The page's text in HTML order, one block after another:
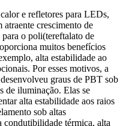
e refletores para LEDs,
atraente crescimento de
o poli(tereftalato de
muitos benefícios
alta estabilidade ao
Por esses motivos, a
graus de PBT sob
de iluminação. Elas se
alta estabilidade aos raios
sob altas
condutibilidade térmica, alta